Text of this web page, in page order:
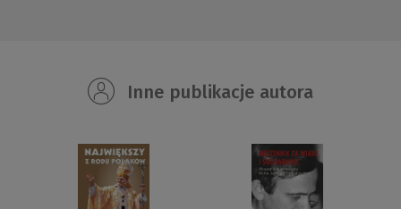
Inne publikacje autora